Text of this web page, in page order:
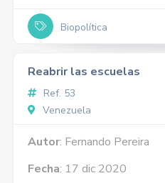
Biopolítica
Reabrir las escuelas
Ref. 53
Venezuela
Autor: Fernando Pereira
Fecha: 17 dic 2020